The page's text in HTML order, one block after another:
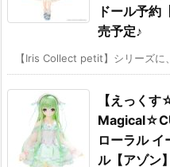
ドール予約
売予定♪
【Iris Collect petit】シリーズ
【えっくす
ローラル
ル【アゾン